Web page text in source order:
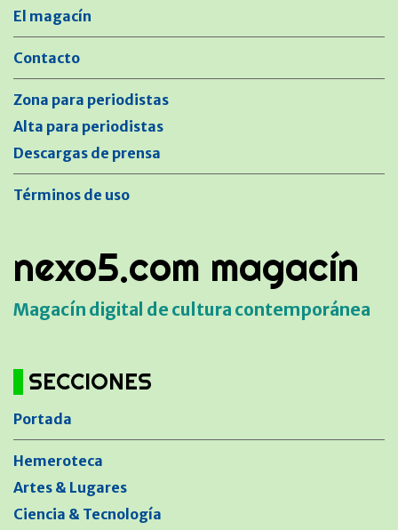
El magacín
Contacto
Zona para periodistas
Alta para periodistas
Descargas de prensa
Términos de uso
nexo5.com magacín
Magacín digital de cultura contemporánea
SECCIONES
Portada
Hemeroteca
Artes & Lugares
Ciencia & Tecnología